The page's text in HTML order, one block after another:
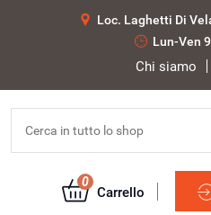
Loc. Laghetti Di
Lun-Ven
Chi siamo
0
Carrello